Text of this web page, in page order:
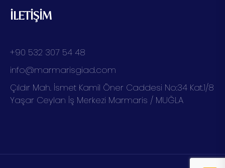
İLETİŞİM
+90 532 307 54 48
info@marmarisgiad.com
Çıldır Mah. İsmet Kamil Öner Caddesi No:34 Kat.1/8
Yaşar Ceylan İş Merkezi Marmaris / MUĞLA